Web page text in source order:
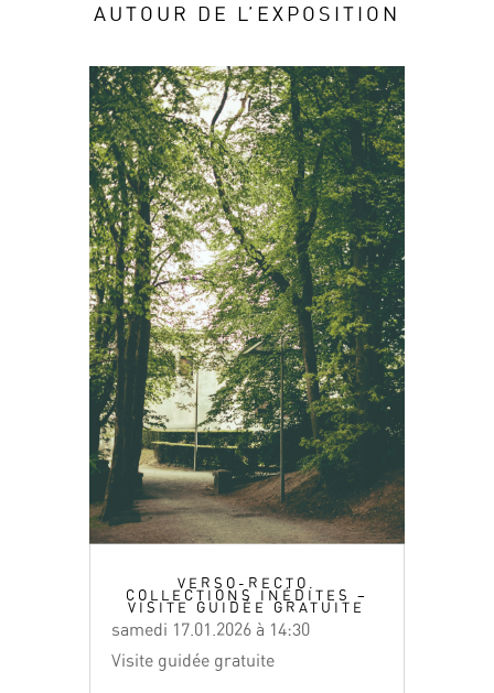
AUTOUR DE L’EXPOSITION
VERSO-RECTO.
COLLECTIONS INÉDITES –
VISITE GUIDÉE GRATUITE
samedi 17.01.2026 à 14:30
Visite guidée gratuite